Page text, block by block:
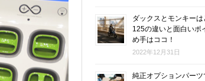
ダックスとモンキー
125の違いと面白いポ
め手はココ！
2022年12月31日
純正オプションパーツ